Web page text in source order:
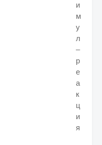
и
м
у
л
–
р
е
а
к
ц
и
я